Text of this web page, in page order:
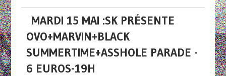
MARDI 15 MAI :SK PRÉSENTE
OVO+MARVIN+BLACK
SUMMERTIME+ASSHOLE PARADE -
6 EUROS-19H